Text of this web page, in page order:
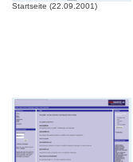
Startseite (22.09.2001)